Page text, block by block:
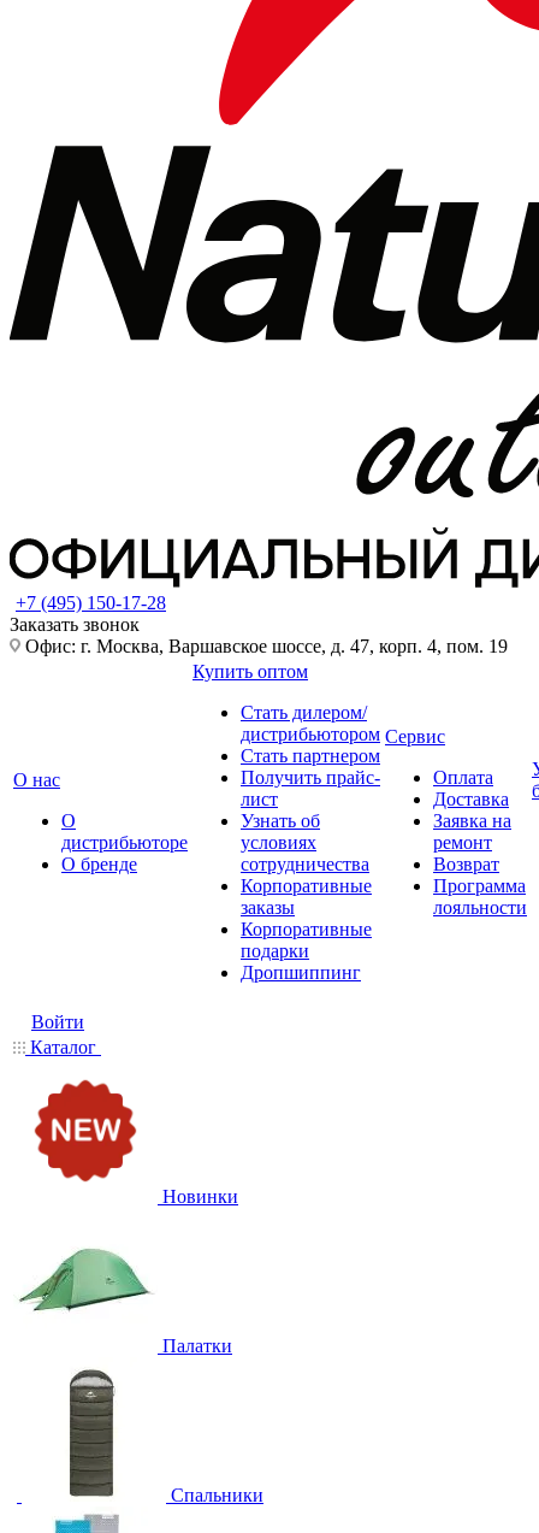
+7 (495) 150-17-28
Заказать звонок
Офис: г. Москва, Варшавское шоссе, д. 47, корп. 4, пом. 19
О нас
О
дистрибьюторе
О бренде
Купить оптом
Стать дилером/
дистрибьютором
Стать партнером
Получить прайс-
лист
Узнать об
условиях
сотрудничества
Корпоративные
заказы
Корпоративные
подарки
Дропшиппинг
Сервис
Оплата
Доставка
Заявка на
ремонт
Возврат
Программа
лояльности
Войти
Каталог
Новинки
Палатки
Спальники